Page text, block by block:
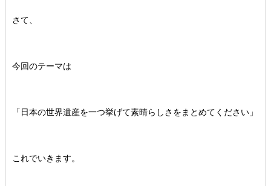
さて、
今回のテーマは
「日本の世界遺産を一つ挙げて素晴らしさをまとめてください」
これでいきます。